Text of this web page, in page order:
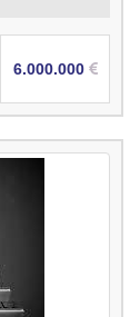
6.000.000